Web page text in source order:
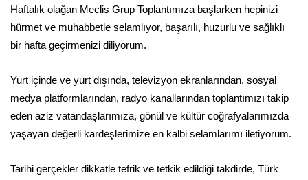
Haftalık olağan Meclis Grup Toplantımıza başlarken hepinizi
hürmet ve muhabbetle selamlıyor, başarılı, huzurlu ve sağlıklı
bir hafta geçirmenizi diliyorum.
Yurt içinde ve yurt dışında, televizyon ekranlarından, sosyal
medya platformlarından, radyo kanallarından toplantımızı takip
eden aziz vatandaşlarımıza, gönül ve kültür coğrafyalarımızda
yaşayan değerli kardeşlerimize en kalbi selamlarımı iletiyorum.
Tarihi gerçekler dikkatle tefrik ve tetkik edildiği takdirde, Türk